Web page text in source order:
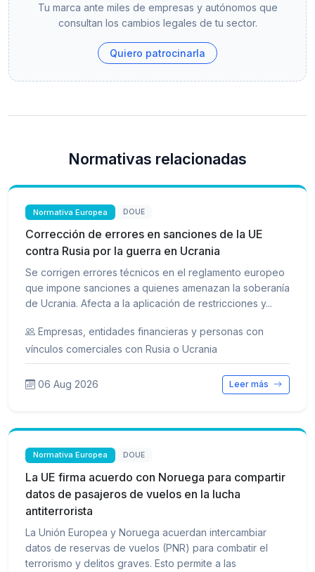
Tu marca ante miles de empresas y autónomos que
consultan los cambios legales de tu sector.
Quiero patrocinarla
Normativas relacionadas
Normativa Europea DOUE
Corrección de errores en sanciones de la UE
contra Rusia por la guerra en Ucrania
Se corrigen errores técnicos en el reglamento europeo
que impone sanciones a quienes amenazan la soberanía
de Ucrania. Afecta a la aplicación de restricciones y...
Empresas, entidades financieras y personas con
vínculos comerciales con Rusia o Ucrania
06 Aug 2026 Leer más
Normativa Europea DOUE
La UE firma acuerdo con Noruega para compartir
datos de pasajeros de vuelos en la lucha
antiterrorista
La Unión Europea y Noruega acuerdan intercambiar
datos de reservas de vuelos (PNR) para combatir el
terrorismo y delitos graves. Esto permite a las